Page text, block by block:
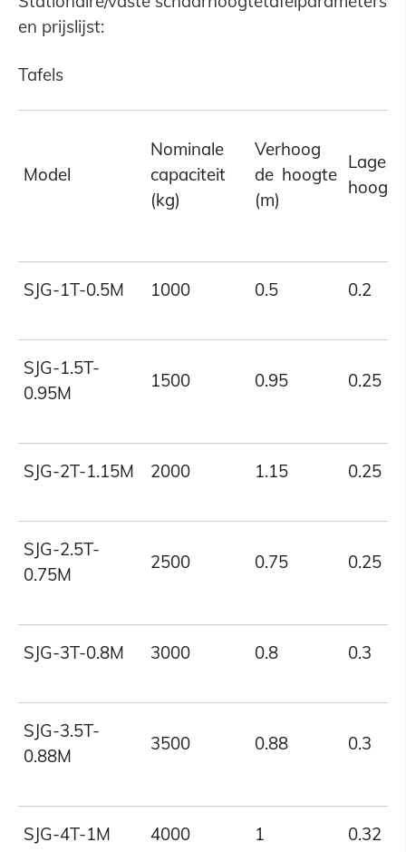
en prijslijst:
Tafels
Model
Nominale
capaciteit
(kg)
Verhoog
de hoogte
(m)
Lage
SJG-1T-0.5M 1000 0.5 0.2
SJG-1.5T-
0.95M
1500 0.95 0.25
SJG-2T-1.15M 2000 1.15 0.25
SJG-2.5T-
0.75M
2500 0.75 0.25
SJG-3T-0.8M 3000 0.8 0.3
SJG-3.5T-
0.88M
3500 0.88 0.3
SJG-4T-1M 4000 1 0.32